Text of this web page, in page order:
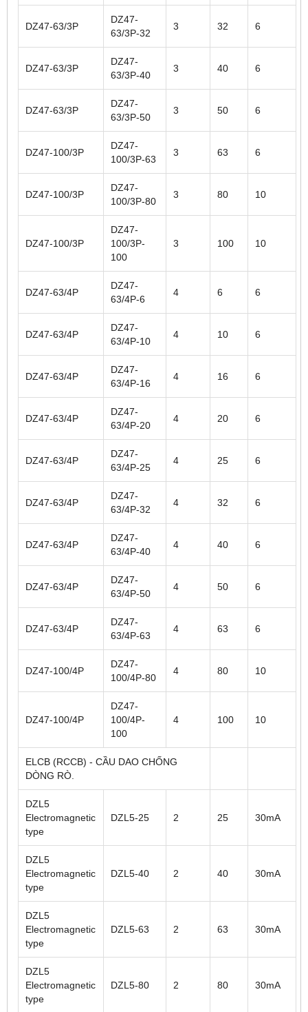
DZ47-63/3P
DZ47-
63/3P-32
3 32 6
DZ47-63/3P
DZ47-
63/3P-40
3 40 6
DZ47-63/3P
DZ47-
63/3P-50
3 50 6
DZ47-100/3P
DZ47-
100/3P-63
3 63 6
DZ47-100/3P
DZ47-
100/3P-80
3 80 10
DZ47-100/3P
DZ47-
100/3P-
100
3 100 10
DZ47-63/4P
DZ47-
63/4P-6
4 6 6
DZ47-63/4P
DZ47-
63/4P-10
4 10 6
DZ47-63/4P
DZ47-
63/4P-16
4 16 6
DZ47-63/4P
DZ47-
63/4P-20
4 20 6
DZ47-63/4P
DZ47-
63/4P-25
4 25 6
DZ47-63/4P
DZ47-
63/4P-32
4 32 6
DZ47-63/4P
DZ47-
63/4P-40
4 40 6
DZ47-63/4P
DZ47-
63/4P-50
4 50 6
DZ47-63/4P
DZ47-
63/4P-63
4 63 6
DZ47-100/4P
DZ47-
100/4P-80
4 80 10
DZ47-100/4P
DZ47-
100/4P-
100
4 100 10
ELCB (RCCB) - CẦU DAO CHỐNG
DÒNG RÒ.
DZL5
Electromagnetic
type
DZL5-25 2 25 30mA
DZL5
Electromagnetic
type
DZL5-40 2 40 30mA
DZL5
Electromagnetic
type
DZL5-63 2 63 30mA
DZL5
Electromagnetic
type
DZL5-80 2 80 30mA